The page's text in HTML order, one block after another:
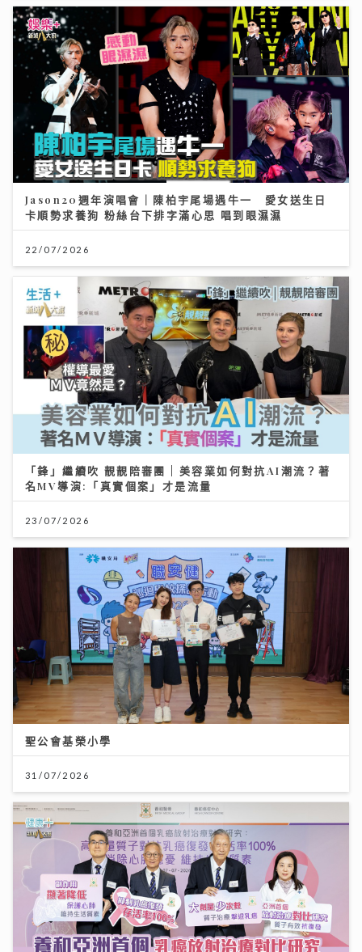
Jason20週年演唱會｜陳柏宇尾場遇牛一 愛女送生日
卡順勢求養狗 粉絲台下排字滿心思 唱到眼濕濕
22/07/2026
「鋒」繼續吹 靚靚陪審團 | 美容業如何對抗AI潮流？著
名MV導演:「真實個案」才是流量
23/07/2026
聖公會基榮小學
31/07/2026